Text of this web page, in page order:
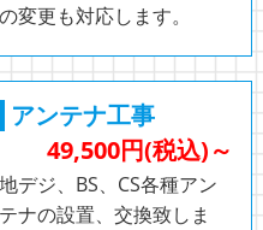
の変更も対応します。
アンテナ工事
49,500円(税込)～
地デジ、BS、CS各種アン
テナの設置、交換致しま